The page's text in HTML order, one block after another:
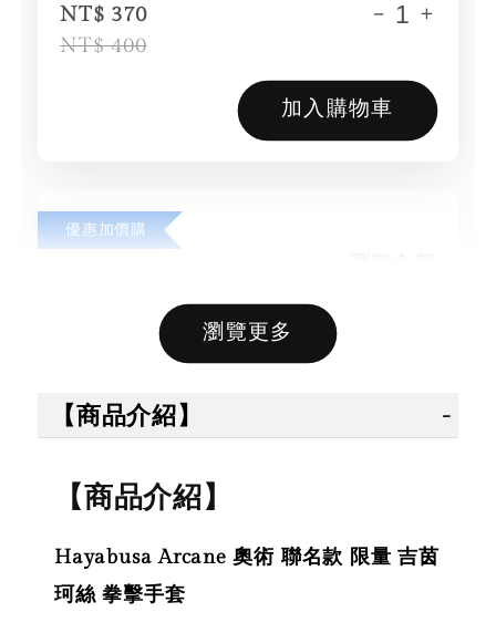
NT$ 370
NT$ 400
- +
加入購物車
優惠加價購
【拳運會】
拳擊手套 除
格鬥專用 擊
退汗味 台灣
售完
綁帶 彈性手
綁帶 彈
綁帶 獨
瀏覽更多
【商品介紹】
【商品介紹】
Hayabusa Arcane 奧術 聯名款 限量 吉茵
珂絲 拳擊手套